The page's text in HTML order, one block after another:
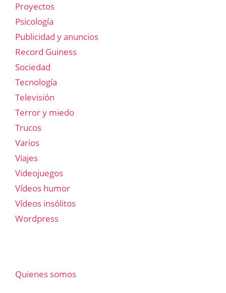
Proyectos
Psicología
Publicidad y anuncios
Record Guiness
Sociedad
Tecnología
Televisión
Terror y miedo
Trucos
Varios
Viajes
Videojuegos
Vídeos humor
Vídeos insólitos
Wordpress
Quienes somos